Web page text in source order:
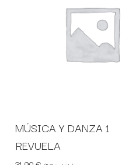
MÚSICA Y DANZA 1
REVUELA